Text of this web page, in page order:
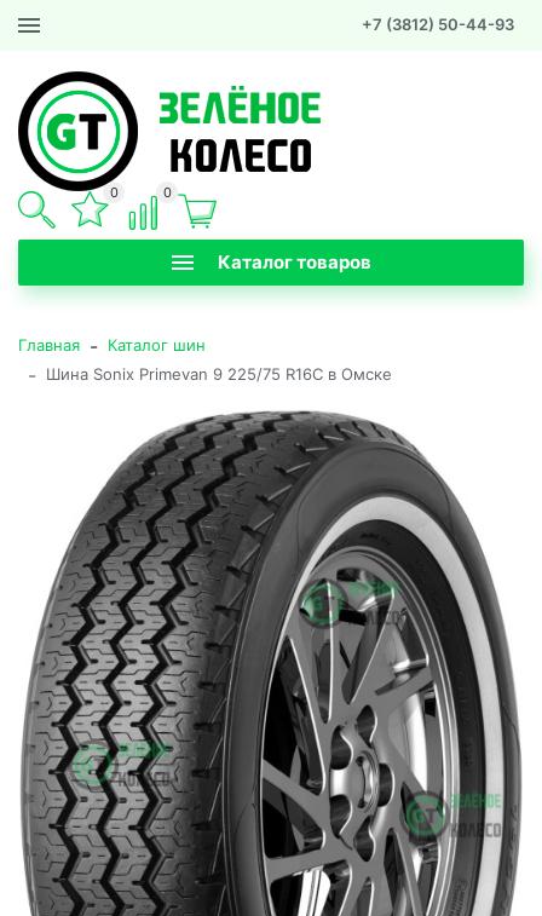
+7 (3812) 50-44-93
Каталог товаров
0 0
Главная - Каталог шин
- Шина Sonix Primevan 9 225/75 R16C в Омске